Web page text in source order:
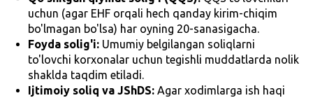
uchun (agar EHF orqali hech qanday kirim-chiqim
bo'lmagan bo'lsa) har oyning 20-sanasigacha.
Foyda solig'i: Umumiy belgilangan soliqlarni
to'lovchi korxonalar uchun tegishli muddatlarda nolik
shaklda taqdim etiladi.
Ijtimoiy soliq va JShDS: Agar xodimlarga ish haqi